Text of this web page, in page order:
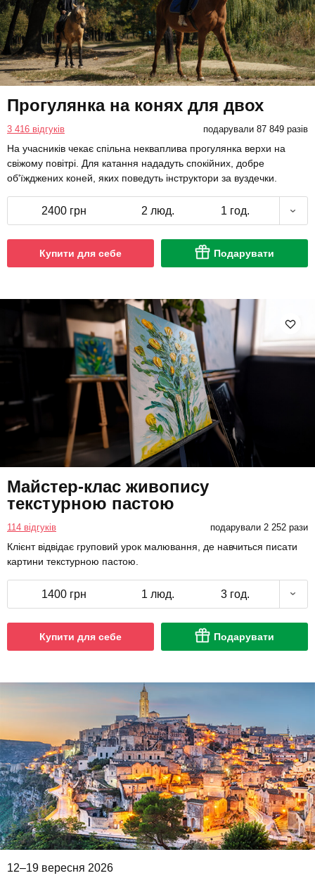
Прогулянка на конях для двох
3 416 відгуків подарували 87 849 разів
На учасників чекає спільна некваплива прогулянка верхи на
свіжому повітрі. Для катання нададуть спокійних, добре
об'їжджених коней, яких поведуть інструктори за вуздечки.
2400 грн 2 люд. 1 год.
Купити для себе Подарувати
Майстер-клас живопису
текстурною пастою
114 відгуків подарували 2 252 рази
Клієнт відвідає груповий урок малювання, де навчиться писати
картини текстурною пастою.
1400 грн 1 люд. 3 год.
Купити для себе Подарувати
12–19 вересня 2026